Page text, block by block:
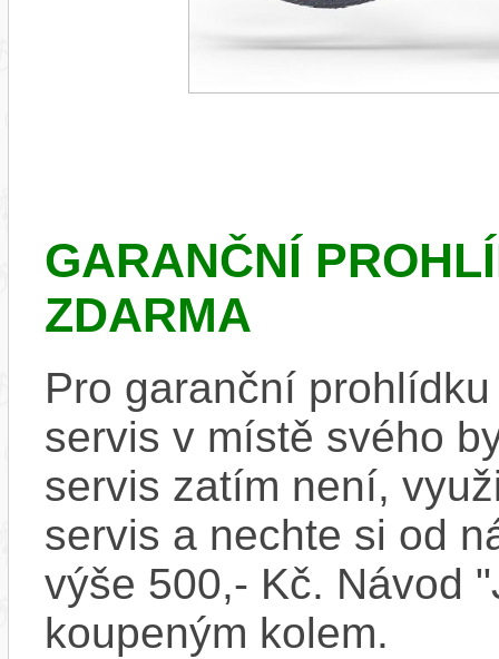
GARANČNÍ
ZDARMA
Pro garanční
servis v místě svého
servis zatím není,
servis a nechte si od
výše 500,- Kč. Návod
koupeným kolem.